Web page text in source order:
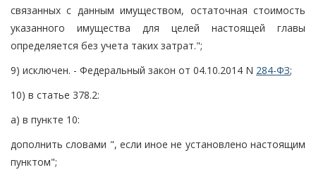
связанных с данным имуществом, остаточная стоимость
указанного имущества для целей настоящей главы
определяется без учета таких затрат.";
9) исключен. - Федеральный закон от 04.10.2014 N 284-ФЗ;
10) в статье 378.2:
а) в пункте 10:
дополнить словами ", если иное не установлено настоящим
пунктом";